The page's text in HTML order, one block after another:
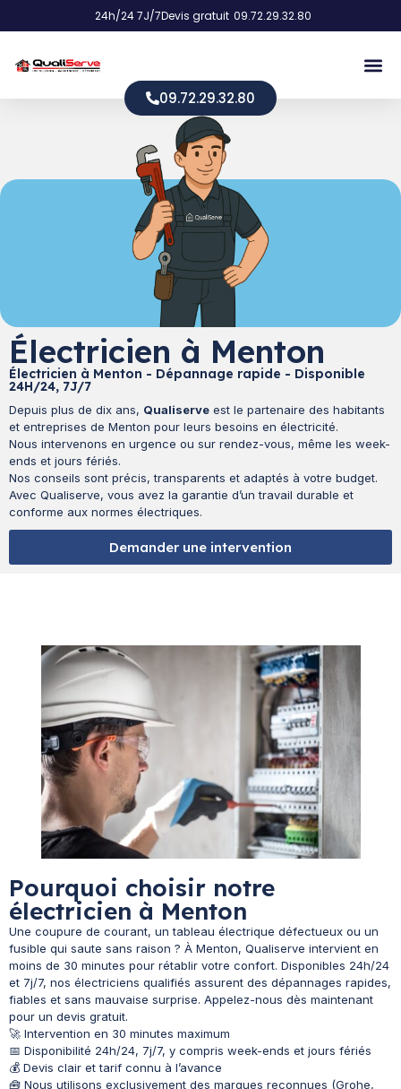
24h/24 7J/7Devis gratuit 09.72.29.32.80
09.72.29.32.80
Électricien à Menton
Électricien à Menton - Dépannage rapide - Disponible
24H/24, 7J/7
Depuis plus de dix ans, Qualiserve est le partenaire des habitants
et entreprises de Menton pour leurs besoins en électricité.
Nous intervenons en urgence ou sur rendez-vous, même les week-
ends et jours fériés.
Nos conseils sont précis, transparents et adaptés à votre budget.
Avec Qualiserve, vous avez la garantie d’un travail durable et
conforme aux normes électriques.
Demander une intervention
Pourquoi choisir notre
électricien à Menton
Une coupure de courant, un tableau électrique défectueux ou un
fusible qui saute sans raison ? À Menton, Qualiserve intervient en
moins de 30 minutes pour rétablir votre confort. Disponibles 24h/24
et 7j/7, nos électriciens qualifiés assurent des dépannages rapides,
fiables et sans mauvaise surprise. Appelez-nous dès maintenant
pour un devis gratuit.
🚀 Intervention en 30 minutes maximum
📅 Disponibilité 24h/24, 7j/7, y compris week-ends et jours fériés
💰 Devis clair et tarif connu à l’avance
🧰 Nous utilisons exclusivement des marques reconnues (Grohe,